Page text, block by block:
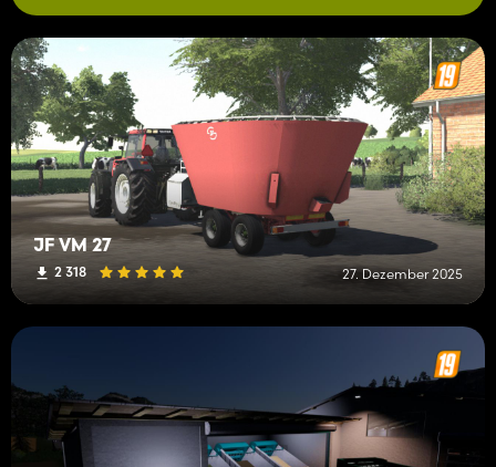
JF VM 27
2 318 27. Dezember 2025